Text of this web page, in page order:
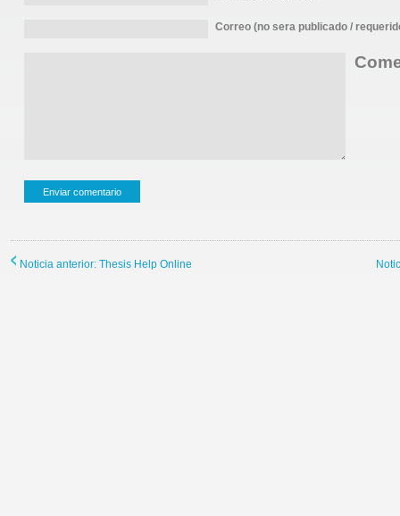
Correo (no sera publicado /
Noticia anterior: Thesis Help Online